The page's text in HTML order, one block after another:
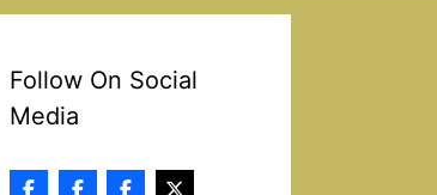
Follow On Social
Media